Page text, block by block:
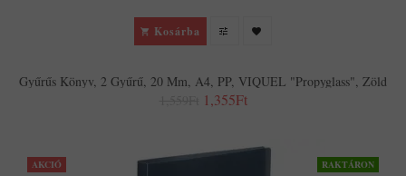
Kosárba
Gyűrűs Könyv, 2 Gyűrű, 20 Mm, A4, PP, VIQUEL "Propyglass", Zöld
1,355Ft
AKCIÓ RAKTÁRON